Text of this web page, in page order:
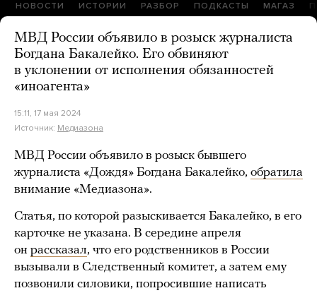
НОВОСТИ ИСТОРИИ РАЗБОР ПОДКАСТЫ МАГАЗ
МВД России объявило в розыск журналиста
Богдана Бакалейко. Его обвиняют
в уклонении от исполнения обязанностей
«иноагента»
15:11, 17 мая 2024
Источник: Медиазона
МВД России объявило в розыск бывшего
журналиста «Дождя» Богдана Бакалейко, обратила
внимание «Медиазона».
Статья, по которой разыскивается Бакалейко, в его
карточке не указана. В середине апреля
он рассказал, что его родственников в России
вызывали в Следственный комитет, а затем ему
позвонили силовики, попросившие написать